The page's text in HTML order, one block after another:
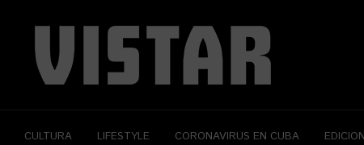
CULTURA LIFESTYLE CORONAVIRUS EN CUBA